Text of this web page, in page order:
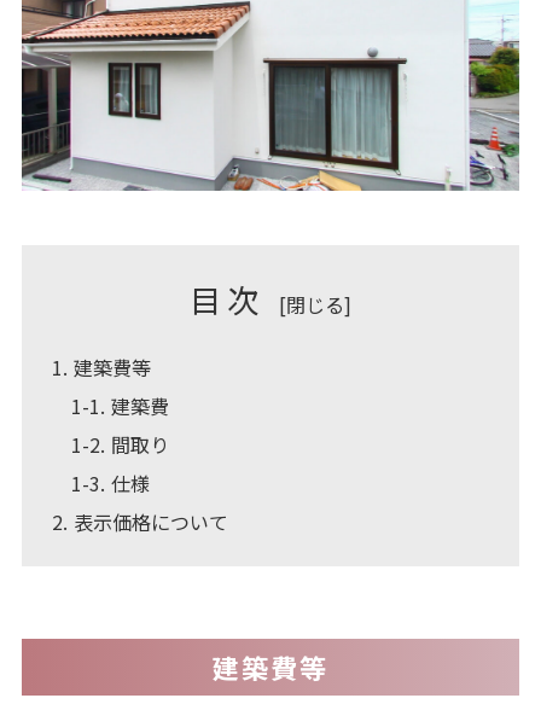
目次 [閉じる]
1 建築費等
1-1 建築費
1-2 間取り
1-3 仕様
2 表示価格について
建築費等